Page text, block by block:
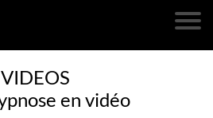
VIDEOS
en vidéo